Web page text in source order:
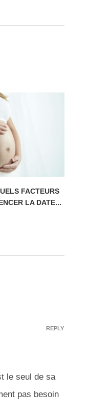
FACTEURS
LA DATE...
le seul de sa
pas besoin
REPLY